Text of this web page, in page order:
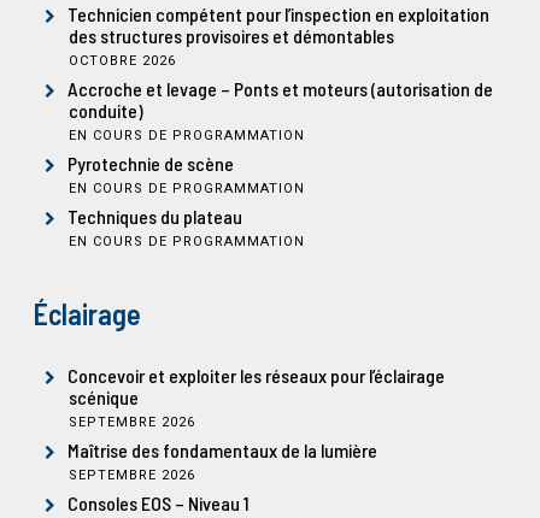
Technicien compétent pour l’inspection en exploitation
des structures provisoires et démontables
OCTOBRE 2026
Accroche et levage – Ponts et moteurs (autorisation de
conduite)
EN COURS DE PROGRAMMATION
Pyrotechnie de scène
EN COURS DE PROGRAMMATION
Techniques du plateau
EN COURS DE PROGRAMMATION
Éclairage
Concevoir et exploiter les réseaux pour l’éclairage
scénique
SEPTEMBRE 2026
Maîtrise des fondamentaux de la lumière
SEPTEMBRE 2026
Consoles EOS – Niveau 1